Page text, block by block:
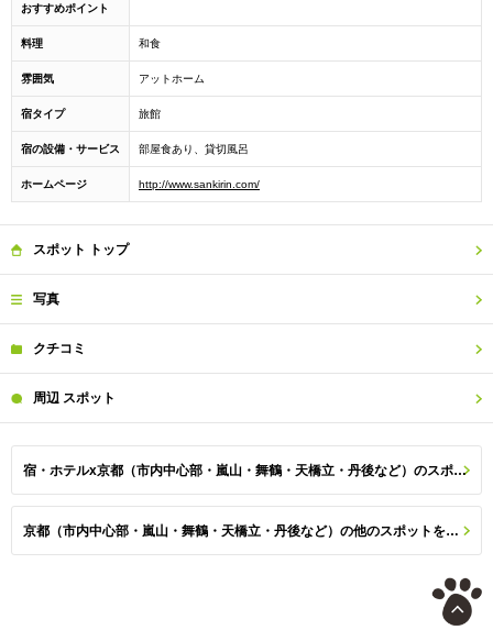
おすすめポイント
料理 和食
雰囲気 アットホーム
宿タイプ 旅館
宿の設備・サービス 部屋食あり、貸切風呂
ホームページ http://www.sankirin.com/
スポット トップ
写真
クチコミ
周辺 スポット
宿・ホテルx京都（市内中心部・嵐山・舞鶴・天橋立・丹後など）のスポット一覧
京都（市内中心部・嵐山・舞鶴・天橋立・丹後など）の他のスポットを探す